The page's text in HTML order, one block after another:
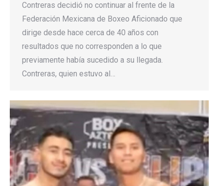
Contreras decidió no continuar al frente de la
Federación Mexicana de Boxeo Aficionado que
dirige desde hace cerca de 40 años con
resultados que no corresponden a lo que
previamente había sucedido a su llegada.
Contreras, quien estuvo al…